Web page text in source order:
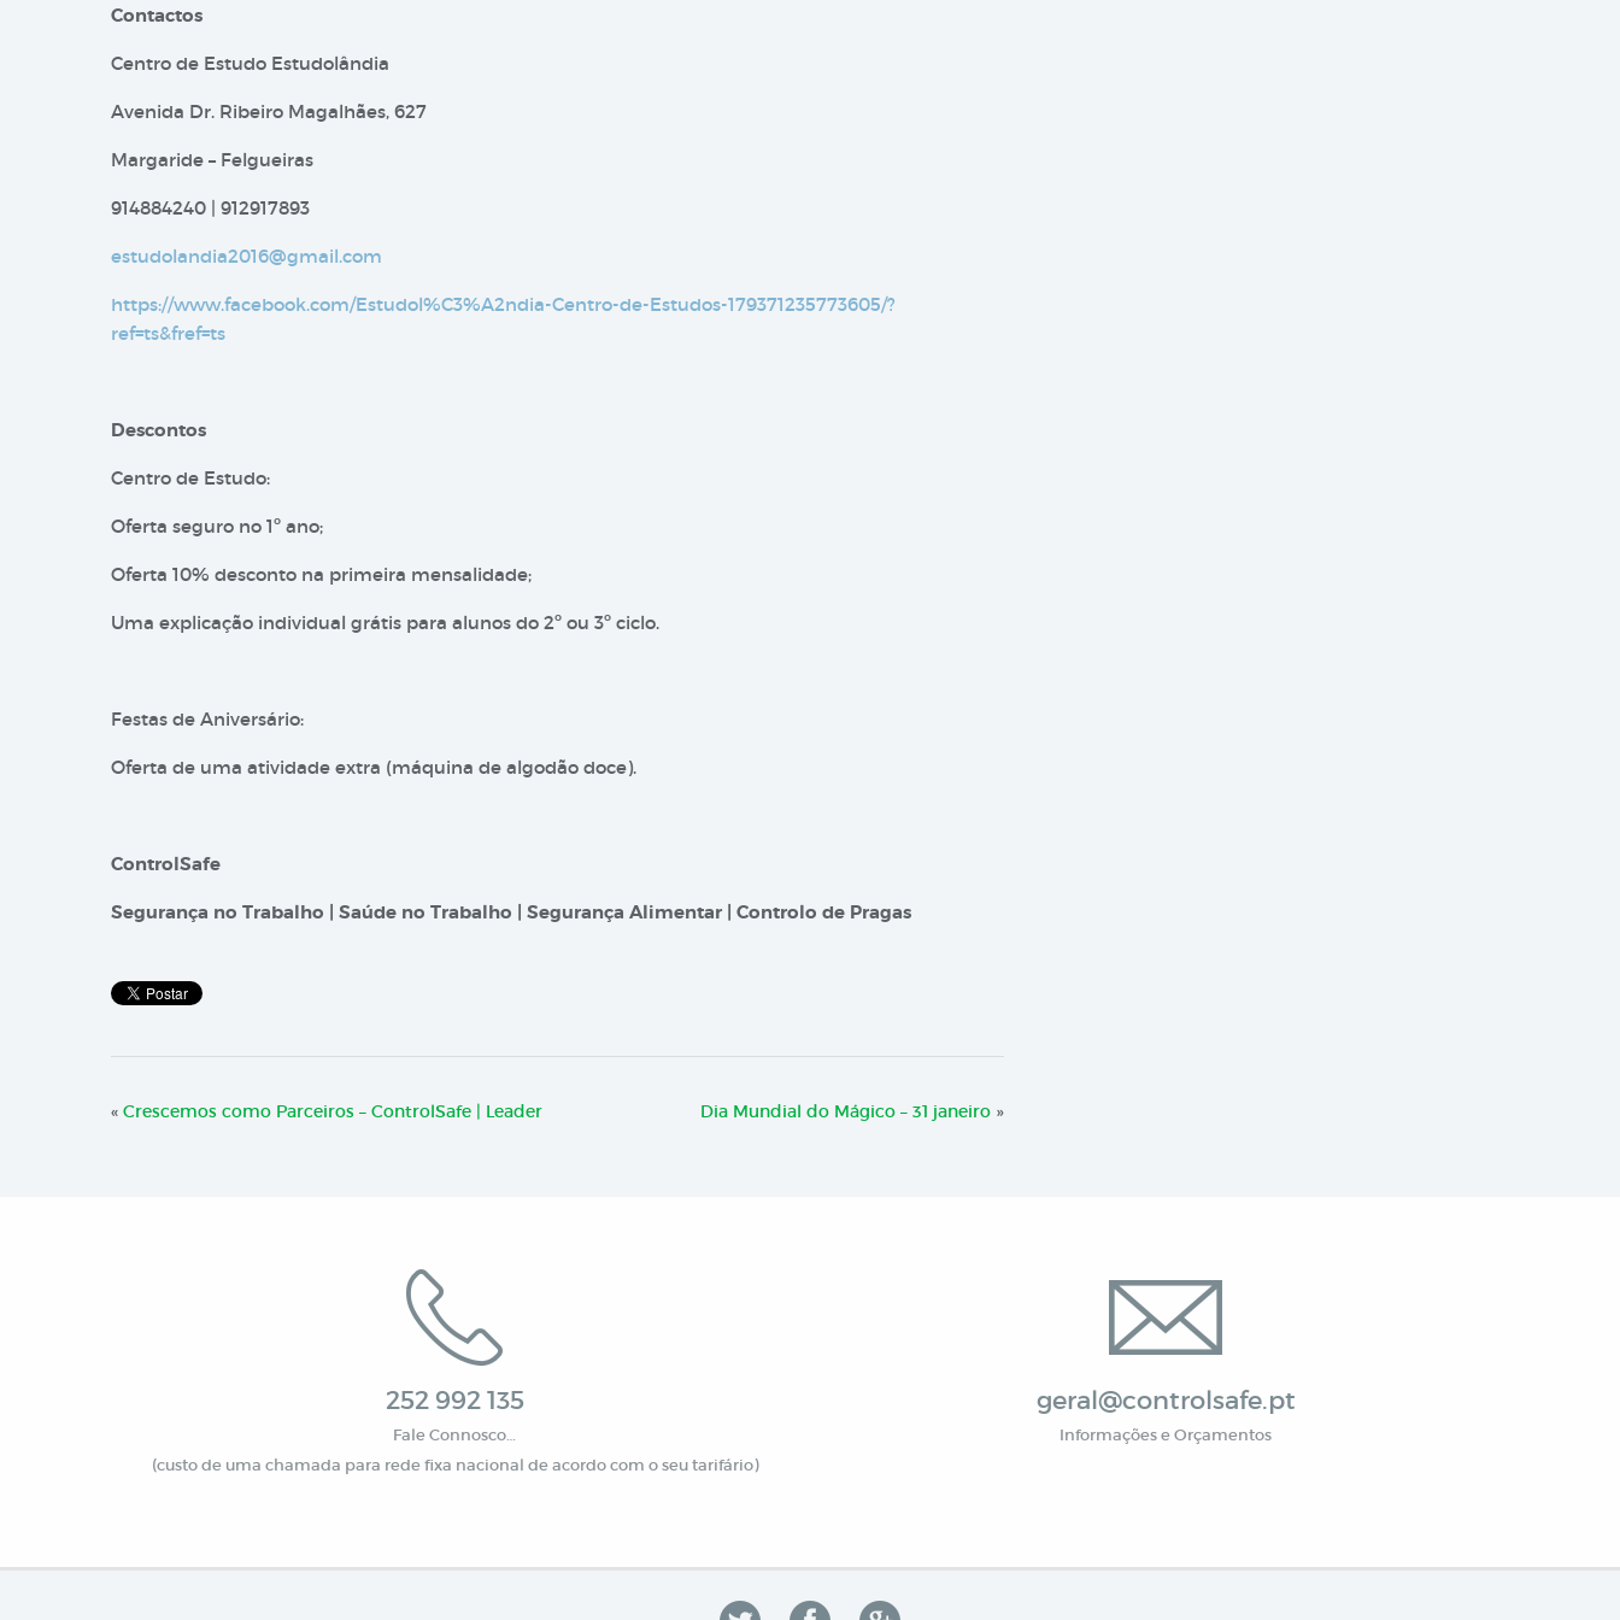
Contactos
Centro de Estudo Estudolândia
Avenida Dr. Ribeiro Magalhães, 627
Margaride – Felgueiras
914884240 | 912917893
estudolandia2016@gmail.com
https://www.facebook.com/Estudol%C3%A2ndia-Centro-de-Estudos-179371235773605/?
ref=ts&fref=ts
Descontos
Centro de Estudo:
Oferta seguro no 1º ano;
Oferta 10% desconto na primeira mensalidade;
Uma explicação individual grátis para alunos do 2º ou 3º ciclo.
Festas de Aniversário:
Oferta de uma atividade extra (máquina de algodão doce).
ControlSafe
Segurança no Trabalho | Saúde no Trabalho | Segurança Alimentar | Controlo de Pragas
« Crescemos como Parceiros – ControlSafe | Leader Dia Mundial do Mágico – 31 janeiro »
252 992 135
Fale Connosco…
(custo de uma chamada para rede fixa nacional de acordo com o seu tarifário)
geral@controlsafe.pt
Informações e Orçamentos